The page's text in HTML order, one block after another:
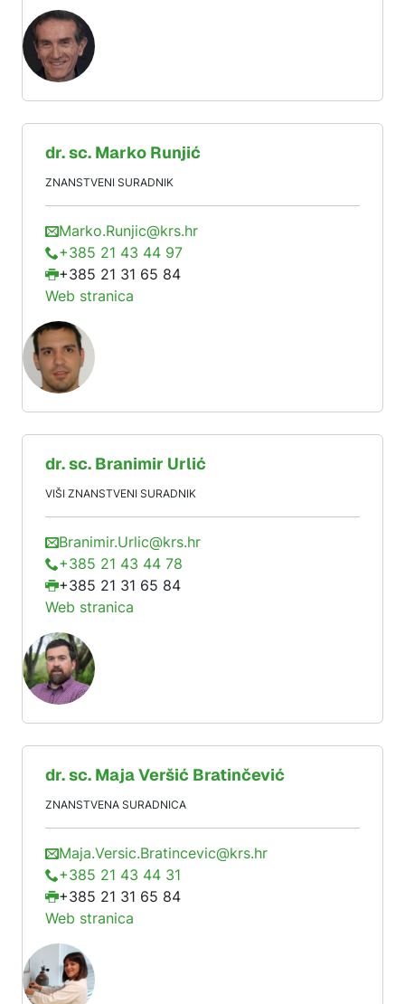
dr. sc. Marko Runjić
ZNANSTVENI SURADNIK
Marko.Runjic@krs.hr
+385 21 43 44 97
+385 21 31 65 84
Web stranica
dr. sc. Branimir Urlić
VIŠI ZNANSTVENI SURADNIK
Branimir.Urlic@krs.hr
+385 21 43 44 78
+385 21 31 65 84
Web stranica
dr. sc. MajaVeršić Bratinčević
ZNANSTVENA SURADNICA
Maja.Versic.Bratincevic@krs.hr
+385 21 43 44 31
+385 21 31 65 84
Web stranica